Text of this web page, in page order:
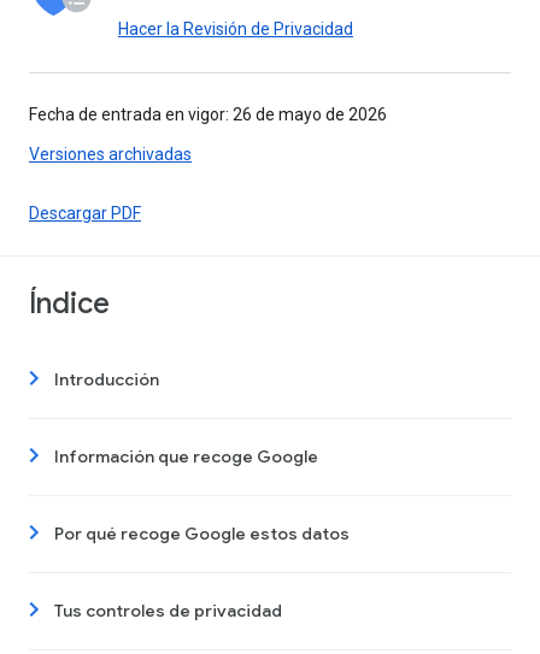
Hacer la Revisión de Privacidad
Fecha de entrada en vigor: 26 de mayo de 2026
Versiones archivadas
Descargar PDF
Índice
Introducción
Información que recoge Google
Por qué recoge Google estos datos
Tus controles de privacidad